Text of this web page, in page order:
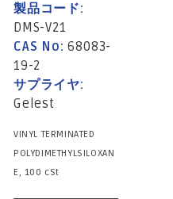
製品コード:
DMS-V21
CAS No:68083-
19-2
サプライヤ:
Gelest
VINYL TERMINATED
POLYDIMETHYLSILOXAN
E, 100 cSt